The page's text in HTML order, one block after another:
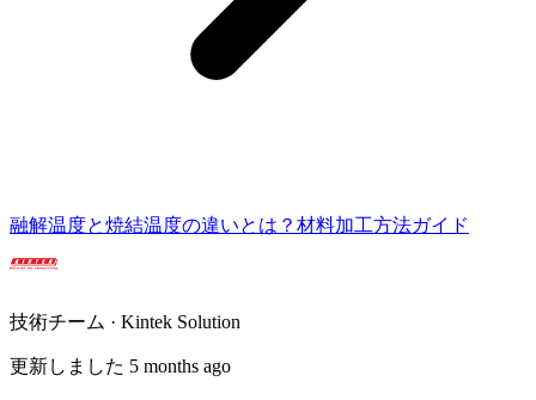
融解温度と焼結温度の違いとは？材料加工方法ガイド
技術チーム · Kintek Solution
更新しました 5 months ago